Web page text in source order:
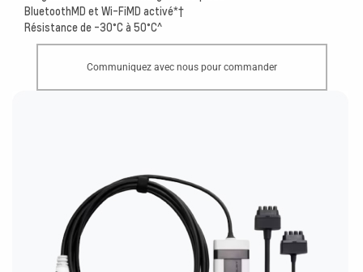
BluetoothMD et Wi-FiMD activé*†
Résistance de -30°C à 50°C^
Communiquez avec nous pour commander